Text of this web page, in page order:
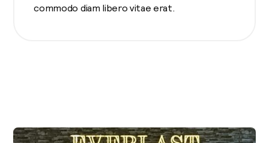
commodo diam libero vitae erat.